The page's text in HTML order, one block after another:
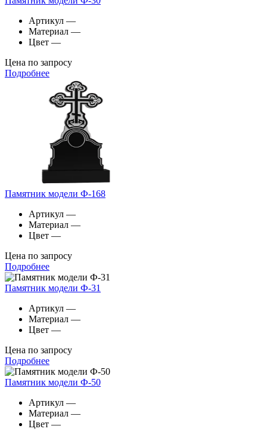
Артикул —
Материал —
Цвет —
Цена по запросу
Подробнее
Памятник модели Ф-168
Артикул —
Материал —
Цвет —
Цена по запросу
Подробнее
Памятник модели Ф-31
Артикул —
Материал —
Цвет —
Цена по запросу
Подробнее
Памятник модели Ф-50
Артикул —
Материал —
Цвет —